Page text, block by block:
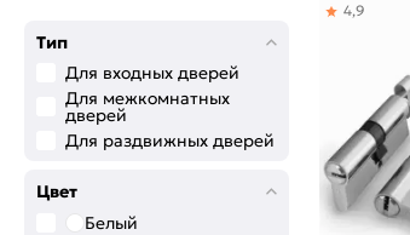
Тип
Для входных дверей
Для межкомнатных
дверей
Для раздвижных дверей
Цвет
Белый
4,9